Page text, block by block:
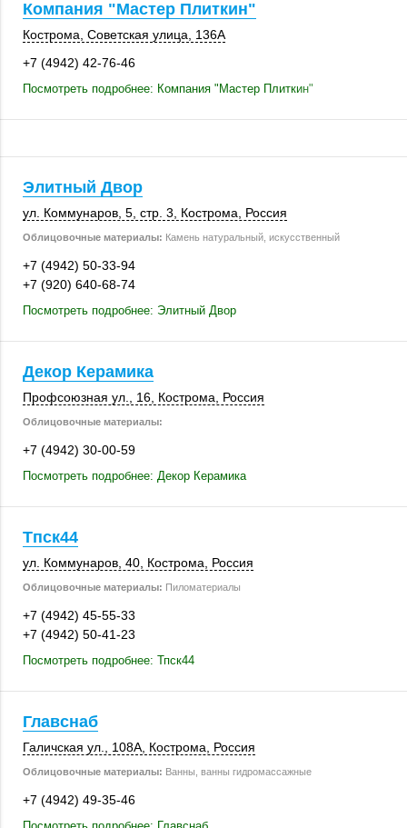
Компания "Мастер Плиткин"
Кострома Советская улица
136А
+7 (4942) 42-76-46
Посмотреть подробнее: Компания "Мастер Плиткин"
Элитный Двор
ул. Коммунаров, 5 стр. 3 Кострома Россия
Облицовочные материалы: Камень натуральный, искусственный
+7 (4942) 50-33-94
+7 (920) 640-68-74
Посмотреть подробнее: Элитный Двор
Декор Керамика
Профсоюзная ул., 16 Кострома Россия
Облицовочные материалы:
+7 (4942) 30-00-59
Посмотреть подробнее: Декор Керамика
Тпск44
ул. Коммунаров, 40 Кострома Россия
Облицовочные материалы: Пиломатериалы
+7 (4942) 45-55-33
+7 (4942) 50-41-23
Посмотреть подробнее: Тпск44
Главснаб
Галичская ул. 108А Кострома Россия
Облицовочные материалы: Ванны, ванны гидромассажные
+7 (4942) 49-35-46